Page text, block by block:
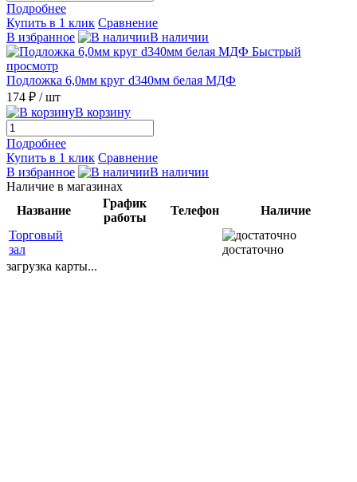
Подробнее
Купить в 1 клик Сравнение
В избранное
В наличии
Быстрый
просмотр
Подложка 6,0мм круг d340мм белая МДФ
174 ₽ / шт
В корзину
Подробнее
Купить в 1 клик Сравнение
В избранное
В наличии
Наличие в магазинах
Название
График
работы
Телефон
Наличие
Торговый
зал
достаточно
загрузка карты...